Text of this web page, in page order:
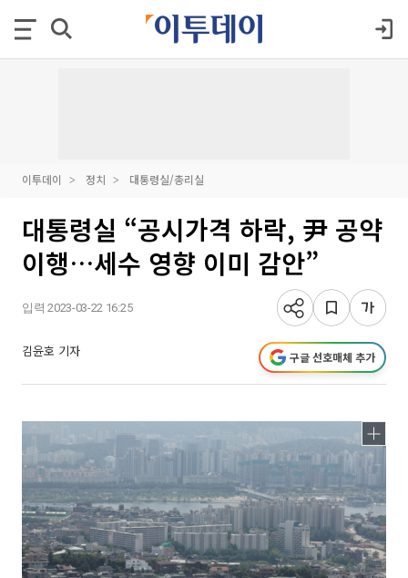
이투데이 정치 대통령실/총리실
대통령실 “공시가격 하락, 尹 공약
이행…세수 영향 이미 감안”
입력 2023-03-22 16:25
김윤호 기자 구글 선호매체 추가